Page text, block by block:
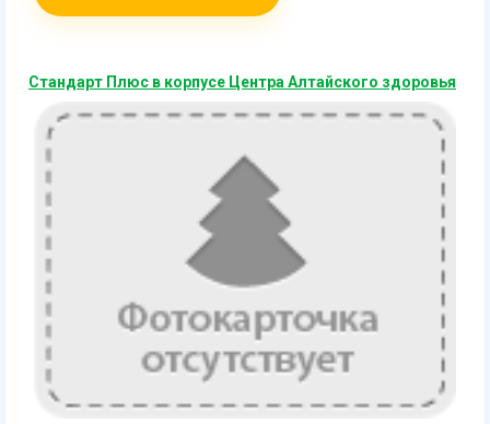
Стандарт Плюс в корпусе Центра Алтайского здоровья